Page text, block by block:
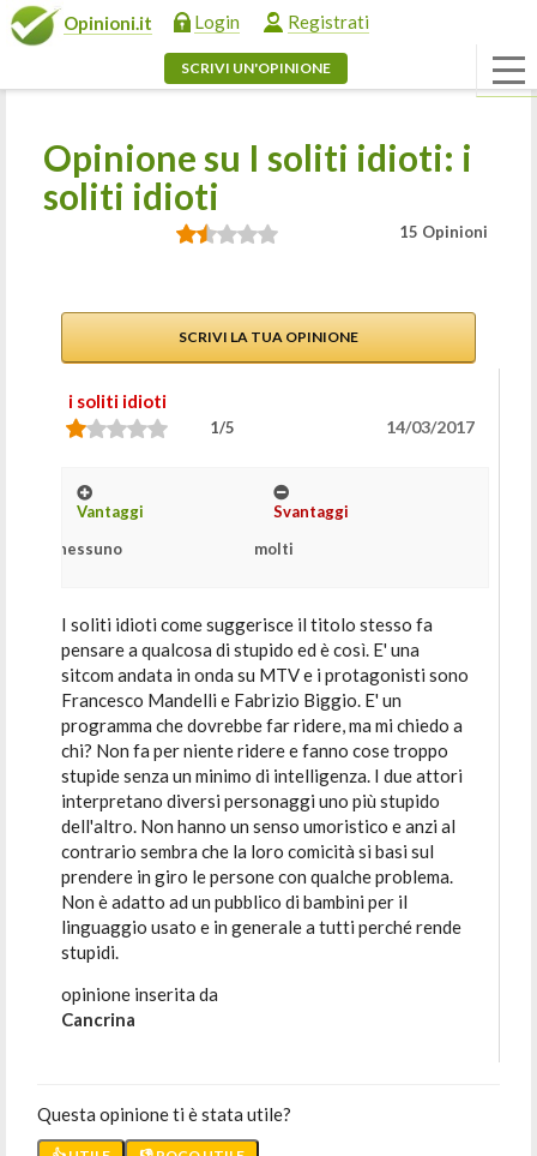
Opinioni.it Login Registrati
SCRIVI UN'OPINIONE
Opinione su I soliti idioti: i
soliti idioti
15 Opinioni
SCRIVI LA TUA OPINIONE
i soliti idioti
1/5 14/03/2017
Vantaggi
nessuno
Svantaggi
molti
I soliti idioti come suggerisce il titolo stesso fa
pensare a qualcosa di stupido ed è così. E' una
sitcom andata in onda su MTV e i protagonisti sono
Francesco Mandelli e Fabrizio Biggio. E' un
programma che dovrebbe far ridere, ma mi chiedo a
chi? Non fa per niente ridere e fanno cose troppo
stupide senza un minimo di intelligenza. I due attori
interpretano diversi personaggi uno più stupido
dell'altro. Non hanno un senso umoristico e anzi al
contrario sembra che la loro comicità si basi sul
prendere in giro le persone con qualche problema.
Non è adatto ad un pubblico di bambini per il
linguaggio usato e in generale a tutti perché rende
stupidi.
opinione inserita da
Cancrina
Questa opinione ti è stata utile?